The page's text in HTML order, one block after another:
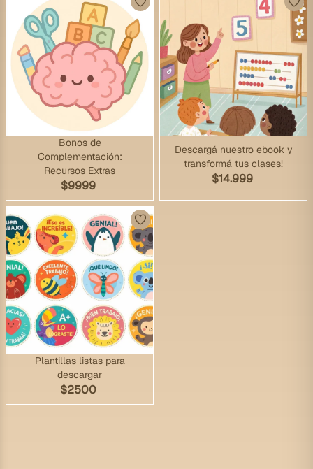
Bonos de
Complementación:
Recursos Extras
$9999
Descargá nuestro ebook y
transformá tus clases!
$14.999
Plantillas listas para
descargar
$2500